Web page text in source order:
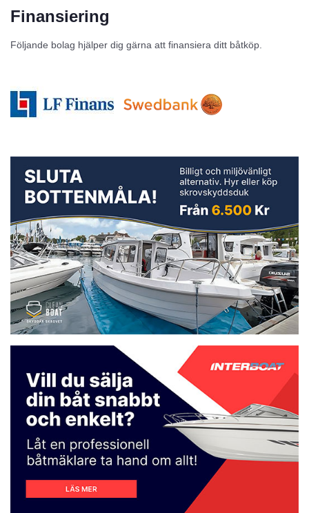
Finansiering
Följande bolag hjälper dig gärna att finansiera ditt båtköp.